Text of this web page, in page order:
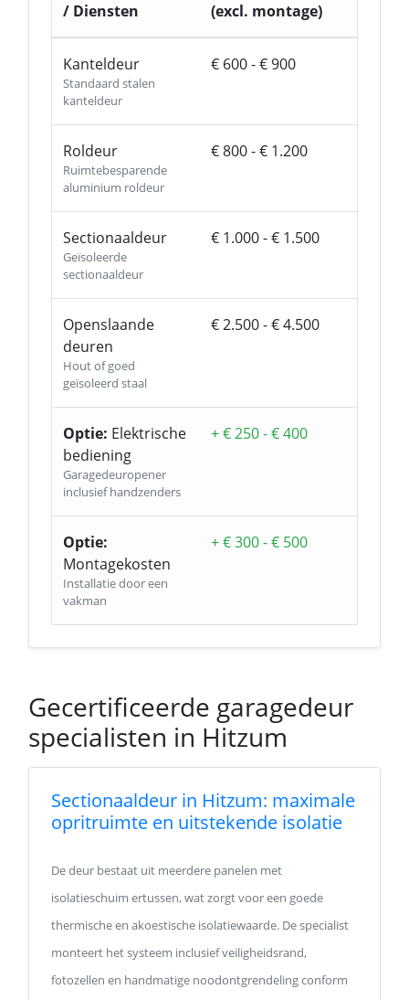
/ Diensten
(excl. montage)
Kanteldeur
Standaard stalen
kanteldeur
€ 600 - € 900
Roldeur
Ruimtebesparende
aluminium roldeur
€ 800 - € 1.200
Sectionaaldeur
Geïsoleerde
sectionaaldeur
€ 1.000 - € 1.500
Openslaande
deuren
Hout of goed
geïsoleerd staal
€ 2.500 - € 4.500
Optie: Elektrische
bediening
Garagedeuropener
inclusief handzenders
+ € 250 - € 400
Optie:
Montagekosten
Installatie door een
vakman
+ € 300 - € 500
Gecertificeerde garagedeur
specialisten in Hitzum
Sectionaaldeur in Hitzum: maximale
opritruimte en uitstekende isolatie
De deur bestaat uit meerdere panelen met
isolatieschuim ertussen, wat zorgt voor een goede
thermische en akoestische isolatiewaarde. De specialist
monteert het systeem inclusief veiligheidsrand,
fotozellen en handmatige noodontgrendeling conform